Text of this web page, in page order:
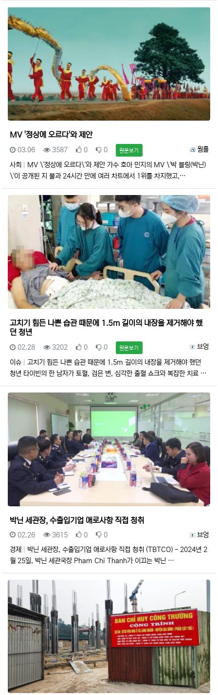
MV '정상에 오르다'와 제안
등록자
웜홀
등록일
03.06 조회
3587 추천
0 비추천
0 원문보기
사회
MV \'정상에 오르다\'와 제안 가수 호아 민지의 MV \'박 블링(박닌)
\'이 공개된 지 불과 24시간 만에 여러 차트에서 1위를 차지했고,…
고치기 힘든 나쁜 습관 때문에 1.5m 길이의 내장을 제거해야 했
던 청년
등록자
브엉
등록일
02.28 조회
3202 추천
0 비추천
0 원문보기
이슈
고치기 힘든 나쁜 습관 때문에 1.5m 길이의 내장을 제거해야 했던
청년 타이빈의 한 남자가 토혈, 검은 변, 심각한 출혈 쇼크와 복잡한 치료 …
박닌 세관장, 수출입기업 애로사항 직접 청취
등록자
브엉
등록일
02.26 조회
3615 추천
0 비추천
0
경제
박닌 세관장, 수출입기업 애로사항 직접 청취 (TBTCO) - 2024년 2
월 25일, 박닌 세관국장 Pham Chi Thanh가 이끄는 박닌 …